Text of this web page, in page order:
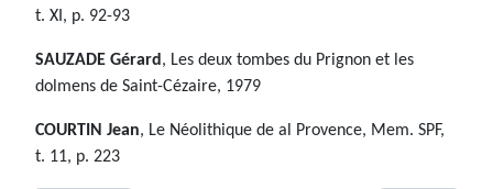
t. XI, p. 92-93
SAUZADE Gérard , Les deux tombes du Prignon et les
dolmens de Saint-Cézaire, 1979
COURTIN Jean, Le Néolithique de al Provence, Mem. SPF,
t. 11, p. 223